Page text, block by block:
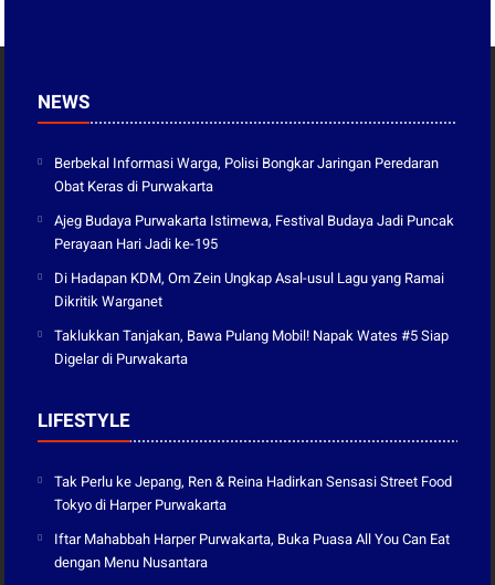
NEWS
Berbekal Informasi Warga, Polisi Bongkar Jaringan Peredaran
Obat Keras di Purwakarta
Ajeg Budaya Purwakarta Istimewa, Festival Budaya Jadi Puncak
Perayaan Hari Jadi ke-195
Di Hadapan KDM, Om Zein Ungkap Asal-usul Lagu yang Ramai
Dikritik Warganet
Taklukkan Tanjakan, Bawa Pulang Mobil! Napak Wates #5 Siap
Digelar di Purwakarta
LIFESTYLE
Tak Perlu ke Jepang, Ren & Reina Hadirkan Sensasi Street Food
Tokyo di Harper Purwakarta
Iftar Mahabbah Harper Purwakarta, Buka Puasa All You Can Eat
dengan Menu Nusantara